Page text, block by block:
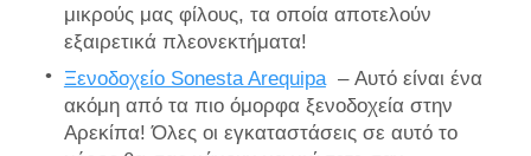
μικρούς μας φίλους, τα οποία αποτελούν
εξαιρετικά πλεονεκτήματα!
Ξενοδοχείο Sonesta Arequipa– Αυτό είναι ένα
ακόμη από τα πιο όμορφα ξενοδοχεία στην
Αρεκίπα! Όλες οι εγκαταστάσεις σε αυτό το